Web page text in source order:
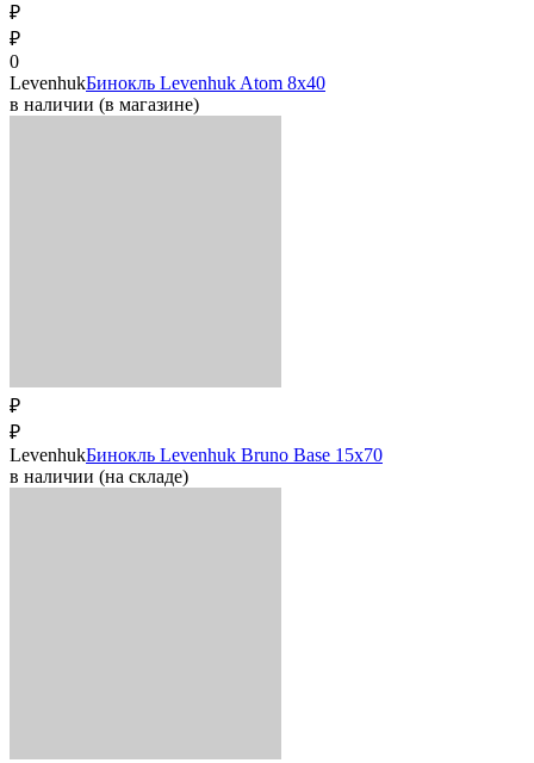
₽
₽
0
LevenhukБинокль Levenhuk Atom 8х40
в наличии (в магазине)
₽
₽
LevenhukБинокль Levenhuk Bruno Base 15x70
в наличии (на складе)